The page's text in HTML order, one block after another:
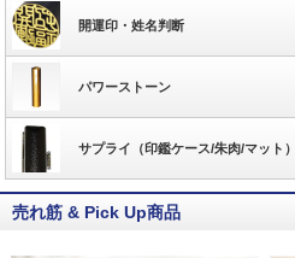
開運印・姓名判断
パワーストーン
サプライ（印鑑ケース/朱肉/マット）
売れ筋 & Pick Up商品